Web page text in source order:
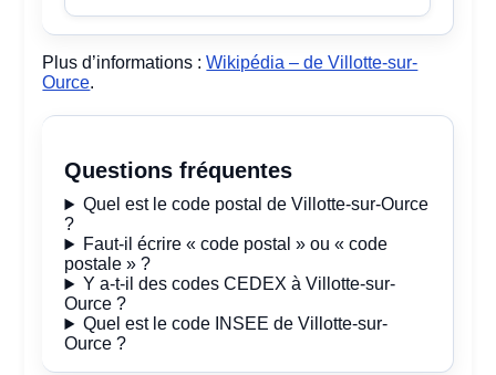
Plus d’informations :Wikipédia – de Villotte-sur-
Ource.
Questions fréquentes
Quel est le code postal de Villotte-sur-Ource
?
Faut-il écrire « code postal » ou « code
postale » ?
Y a-t-il des codes CEDEX à Villotte-sur-
Ource ?
Quel est le code INSEE de Villotte-sur-
Ource ?